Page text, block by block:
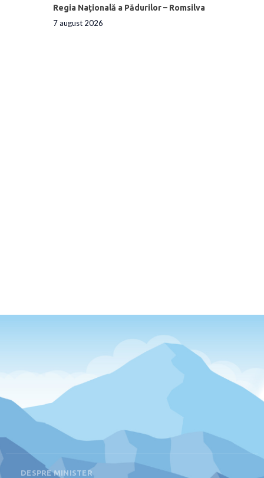
Regia Națională a Pădurilor – Romsilva
7 august 2026
DESPRE MINISTER